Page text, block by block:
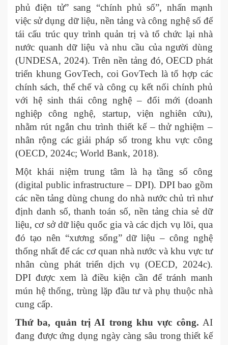
phủ điện tử” sang “chính phủ số”, nhấn mạnh
việc sử dụng dữ liệu, nền tảng và công nghệ số để
tái cấu trúc quy trình quản trị và tổ chức lại nhà
nước quanh dữ liệu và nhu cầu của người dùng
(UNDESA, 2024). Trên nền tảng đó, OECD phát
triển khung GovTech, coi GovTech là tổ hợp các
chính sách, thể chế và công cụ kết nối chính phủ
với hệ sinh thái công nghệ – đổi mới (doanh
nghiệp công nghệ, startup, viện nghiên cứu),
nhằm rút ngắn chu trình thiết kế – thử nghiệm –
nhân rộng các giải pháp số trong khu vực công
(OECD, 2024c; World Bank, 2018).
Một khái niệm trung tâm là hạ tầng số công
(digital public infrastructure – DPI). DPI bao gồm
các nền tảng dùng chung do nhà nước chủ trì như
định danh số, thanh toán số, nền tảng chia sẻ dữ
liệu, cơ sở dữ liệu quốc gia và các dịch vụ lõi, qua
đó tạo nên “xương sống” dữ liệu – công nghệ
thống nhất để các cơ quan nhà nước và khu vực tư
nhân cùng phát triển dịch vụ (OECD, 2024c).
DPI được xem là điều kiện cần để tránh manh
mún hệ thống, trùng lặp đầu tư và phụ thuộc nhà
cung cấp.
Thứ ba, quản trị AI trong khu vực công. AI
đang được ứng dụng ngày càng sâu trong thiết kế